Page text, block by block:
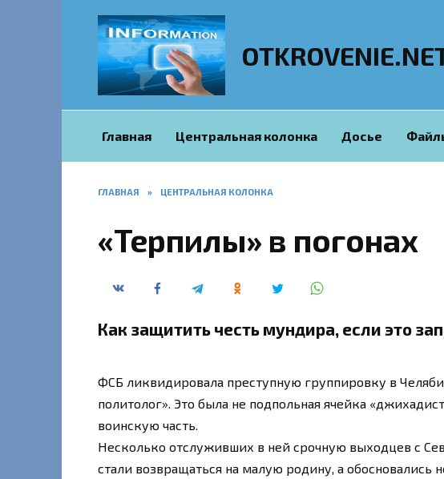
Главная Центральная колонка Досье
ГЛАВНАЯ » ЦЕНТРАЛЬНАЯ КОЛОНКА
«Терпилы» в погонах
Как защитить честь мундира, если это
ФСБ ликвидировала преступную группировку в
политолог». Это была не подпольная ячейка
воинскую часть.
Несколько отслуживших в ней срочную выходцев с
стали возвращаться на малую родину, а обосновались